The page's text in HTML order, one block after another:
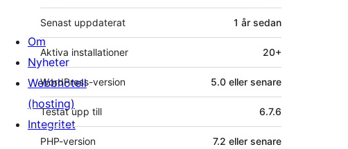
Senast uppdaterat 1 år sedan
Aktiva installationer 20+
WordPress-version 5.0 eller senare
Testat upp till 6.7.6
PHP-version 7.2 eller senare
Om
Nyheter
Webbhotell
(hosting)
Integritet